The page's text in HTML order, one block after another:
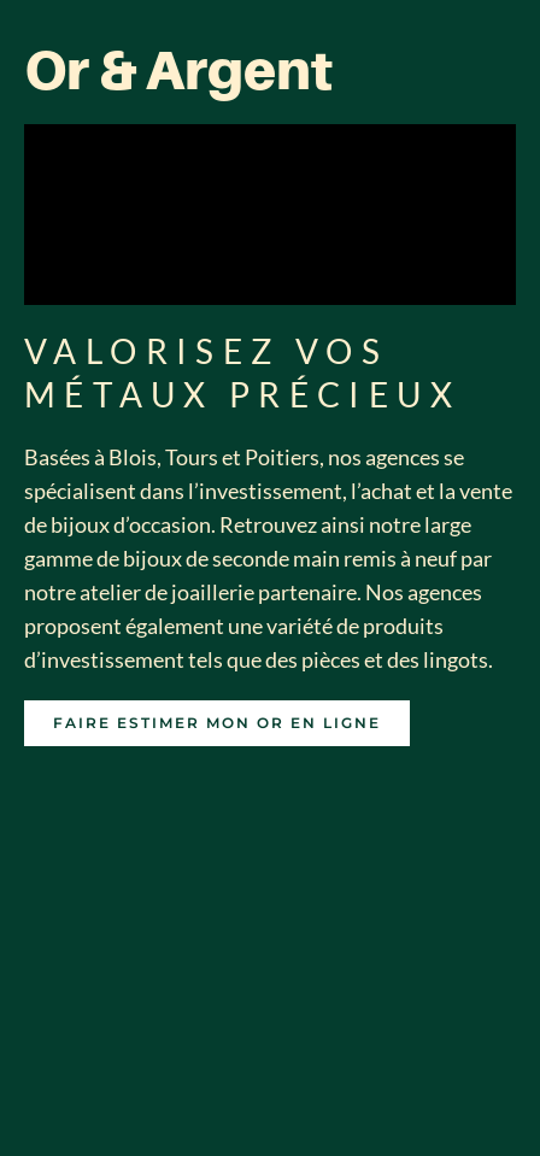
Or & Argent
VALORISEZ VOS
MÉTAUX PRÉCIEUX
Basées à Blois, Tours et Poitiers, nos agences se
spécialisent dans l’investissement, l’achat et la vente
de bijoux d’occasion. Retrouvez ainsi notre large
gamme de bijoux de seconde main remis à neuf par
notre atelier de joaillerie partenaire. Nos agences
proposent également une variété de produits
d’investissement tels que des pièces et des lingots.
FAIRE ESTIMER MON OR EN LIGNE